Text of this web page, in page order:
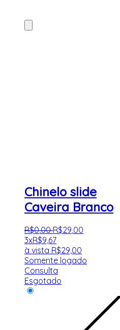
Chinelo slide
Caveira Branco
R$0,00 R$29 00
3xR$9,67
à vista R$29,00
Somente logado
Consulta
Esgotado